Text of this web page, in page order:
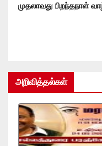
முதலாவது பிறந்தநாள்
அறிவித்தல்கள்